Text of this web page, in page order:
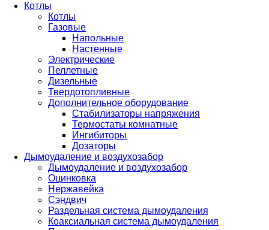
Котлы
Котлы
Газовые
Напольные
Настенные
Электрические
Пеллетные
Дизельные
Твердотопливные
Дополнительное оборудование
Стабилизаторы напряжения
Термостаты комнатные
Ингибиторы
Дозаторы
Дымоудаление и воздухозабор
Дымоудаление и воздухозабор
Оцинковка
Нержавейка
Сэндвич
Раздельная система дымоудаления
Коаксиальная система дымоудаления